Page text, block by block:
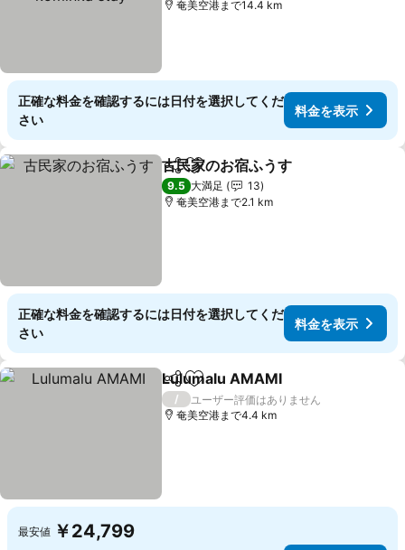
奄美空港まで14.4 km
正確な料金を確認するには日付を選択してくだ
さい
料金を表示
シェアお気に入りに追加
古民家のお宿ふうす
9.5 大満足
13
奄美空港まで2.1 km
正確な料金を確認するには日付を選択してくだ
さい
料金を表示
シェアお気に入りに追加
Lulumalu AMAMI
/
ユーザー評価はありません
奄美空港まで4.4 km
最安値 ￥24,799